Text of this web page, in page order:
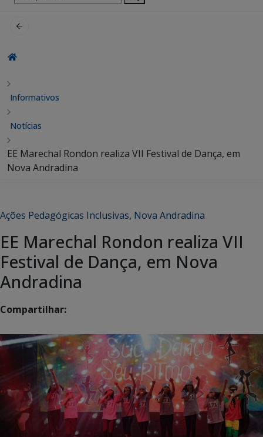
por:
Informativos
Notícias
EE Marechal Rondon realiza VII Festival de Dança, em
Nova Andradina
Ações Pedagógicas Inclusivas, Nova Andradina
EE Marechal Rondon realiza VII
Festival de Dança, em Nova
Andradina
Compartilhar: